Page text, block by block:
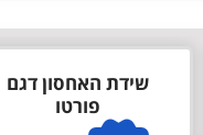
שידת האחסון דגם
פורטו